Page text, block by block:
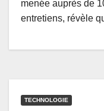
menée auprès de
entretiens, révèle
TECHNOLOGIE